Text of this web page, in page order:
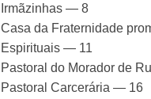
Irmãzinhas — 8
Casa da Fraternidade
Espirituais — 11
Pastoral do Morador de
Pastoral Carcerária — 16